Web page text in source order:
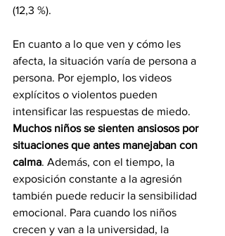
(12,3 %).
En cuanto a lo que ven y cómo les
afecta, la situación varía de persona a
persona. Por ejemplo, los videos
explícitos o violentos pueden
intensificar las respuestas de miedo.
Muchos niños se sienten ansiosos por
situaciones que antes manejaban con
calma. Además, con el tiempo, la
exposición constante a la agresión
también puede reducir la sensibilidad
emocional. Para cuando los niños
crecen y van a la universidad, la